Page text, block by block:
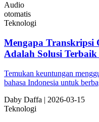
Audio
otomatis
Teknologi
Mengapa Transkripsi
Adalah Solusi
Temukan keuntungan
bahasa Indonesia untuk
Daby Daffa | 2026-03-15
Teknologi